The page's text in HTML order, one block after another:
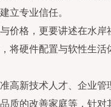
立专业信任。
价格，更要讲述在水岸
将硬件配置与软性生活
高新技术人才、企业管
质的改善家庭等，针对